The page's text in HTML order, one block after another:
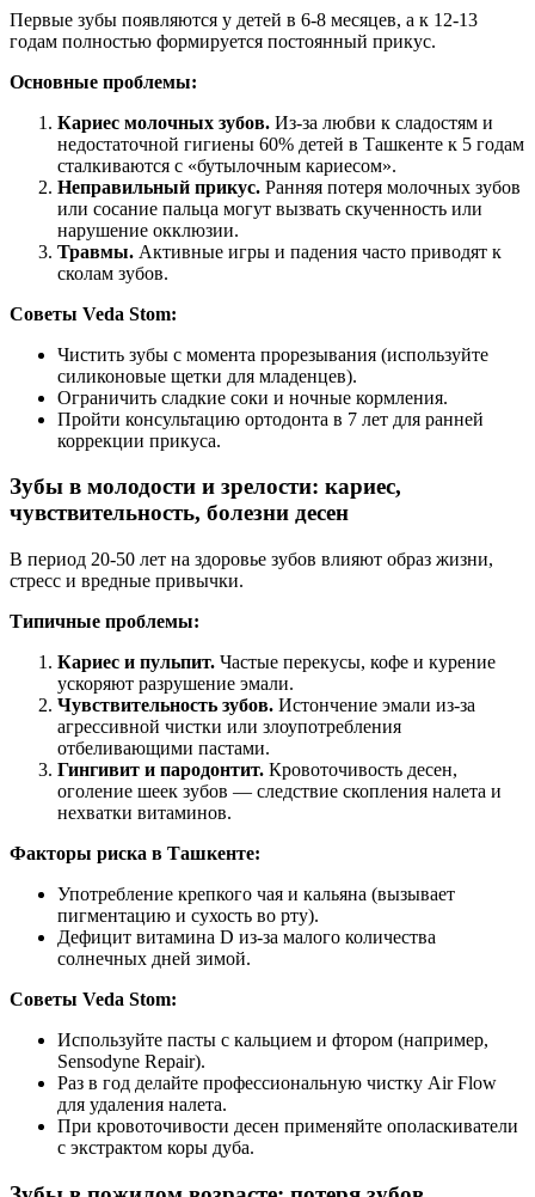
Первые зубы появляются у детей в 6-8 месяцев, а к 12-13
годам полностью формируется постоянный прикус.
Основные проблемы:
Кариес молочных зубов. Из-за любви к сладостям и
недостаточной гигиены 60% детей в Ташкенте к 5 годам
сталкиваются с «бутылочным кариесом».
Неправильный прикус. Ранняя потеря молочных зубов
или сосание пальца могут вызвать скученность или
нарушение окклюзии.
Травмы. Активные игры и падения часто приводят к
сколам зубов.
Советы Veda Stom:
Чистить зубы с момента прорезывания (используйте
силиконовые щетки для младенцев).
Ограничить сладкие соки и ночные кормления.
Пройти консультацию ортодонта в 7 лет для ранней
коррекции прикуса.
Зубы в молодости и зрелости: кариес,
чувствительность, болезни десен
В период 20-50 лет на здоровье зубов влияют образ жизни,
стресс и вредные привычки.
Типичные проблемы:
Кариес и пульпит. Частые перекусы, кофе и курение
ускоряют разрушение эмали.
Чувствительность зубов. Истончение эмали из-за
агрессивной чистки или злоупотребления
отбеливающими пастами.
Гингивит и пародонтит. Кровоточивость десен,
оголение шеек зубов — следствие скопления налета и
нехватки витаминов.
Факторы риска в Ташкенте:
Употребление крепкого чая и кальяна (вызывает
пигментацию и сухость во рту).
Дефицит витамина D из-за малого количества
солнечных дней зимой.
Советы Veda Stom:
Используйте пасты с кальцием и фтором (например,
Sensodyne Repair).
Раз в год делайте профессиональную чистку Air Flow
для удаления налета.
При кровоточивости десен применяйте ополаскиватели
с экстрактом коры дуба.